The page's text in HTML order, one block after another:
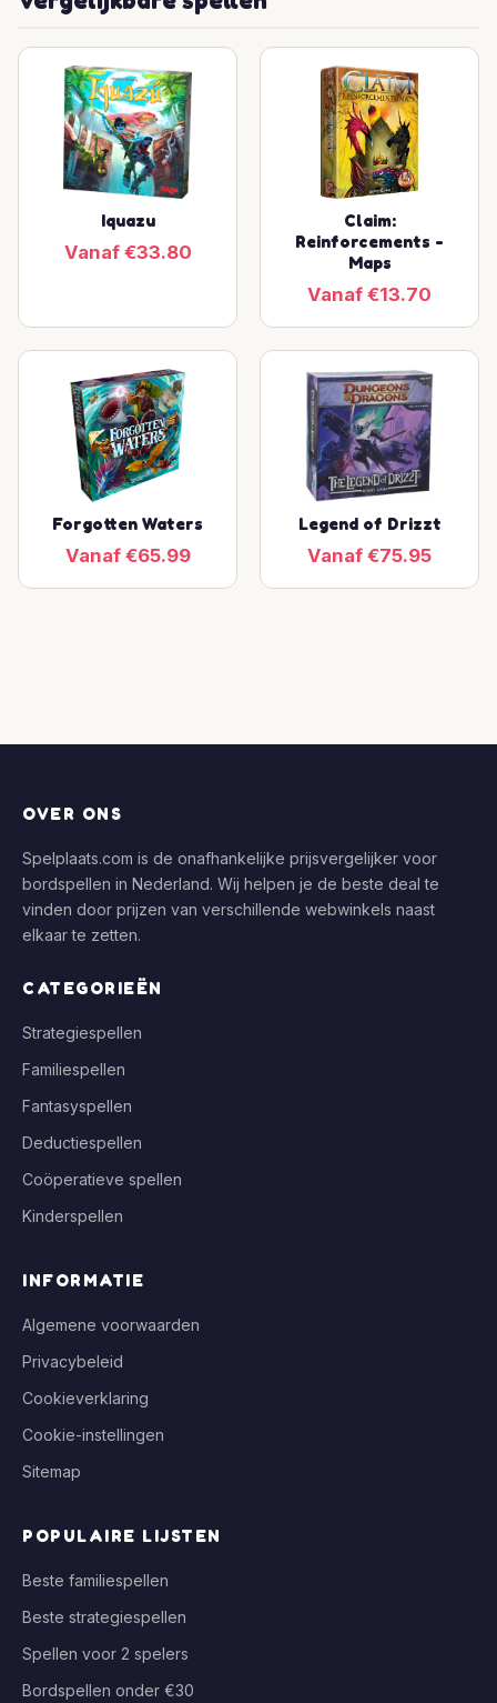
Iquazu
Vanaf €33.80
Claim:
Reinforcements -
Maps
Vanaf €13.70
Forgotten Waters
Vanaf €65.99
Legend of Drizzt
Vanaf €75.95
OVER ONS
Spelplaats.com is de onafhankelijke prijsvergelijker voor
bordspellen in Nederland. Wij helpen je de beste deal te
vinden door prijzen van verschillende webwinkels naast
elkaar te zetten.
CATEGORIEËN
Strategiespellen
Familiespellen
Fantasyspellen
Deductiespellen
Coöperatieve spellen
Kinderspellen
INFORMATIE
Algemene voorwaarden
Privacybeleid
Cookieverklaring
Cookie-instellingen
Sitemap
POPULAIRE LIJSTEN
Beste familiespellen
Beste strategiespellen
Spellen voor 2 spelers
Bordspellen onder €30